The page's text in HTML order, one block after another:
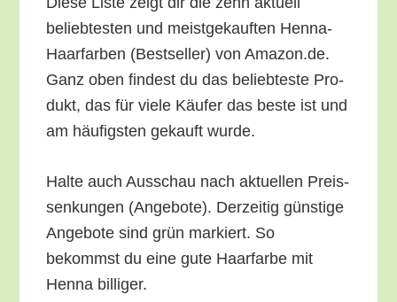
belieb­tes­ten und meist­ge­kauf­ten Hen­na-
Haar­far­ben (Best­sel­ler) von Amazon.de.
Ganz oben fin­dest du das belieb­tes­te Pro­
dukt, das für vie­le Käu­fer das bes­te ist und
am häu­figs­ten gekauft wurde.
Hal­te auch Aus­schau nach aktu­el­len Preis­
sen­kun­gen (Ange­bo­te). Der­zei­tig güns­ti­ge
Ange­bo­te sind grün mar­kiert. So
bekommst du eine gute Haar­far­be mit
Hen­na billiger.